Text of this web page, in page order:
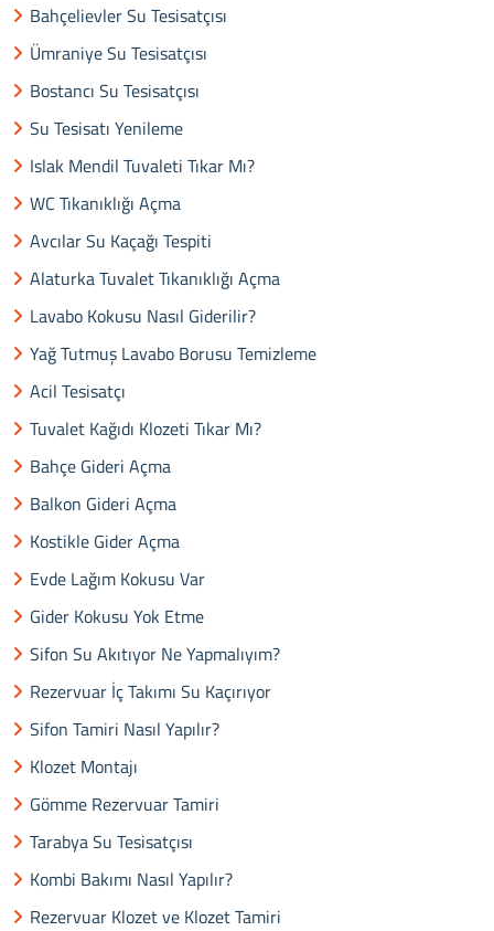
Bahçelievler Su Tesisatçısı
Ümraniye Su Tesisatçısı
Bostancı Su Tesisatçısı
Su Tesisatı Yenileme
Islak Mendil Tuvaleti Tıkar Mı?
WC Tıkanıklığı Açma
Avcılar Su Kaçağı Tespiti
Alaturka Tuvalet Tıkanıklığı Açma
Lavabo Kokusu Nasıl Giderilir?
Yağ Tutmuş Lavabo Borusu Temizleme
Acil Tesisatçı
Tuvalet Kağıdı Klozeti Tıkar Mı?
Bahçe Gideri Açma
Balkon Gideri Açma
Kostikle Gider Açma
Evde Lağım Kokusu Var
Gider Kokusu Yok Etme
Sifon Su Akıtıyor Ne Yapmalıyım?
Rezervuar İç Takımı Su Kaçırıyor
Sifon Tamiri Nasıl Yapılır?
Klozet Montajı
Gömme Rezervuar Tamiri
Tarabya Su Tesisatçısı
Kombi Bakımı Nasıl Yapılır?
Rezervuar Klozet ve Klozet Tamiri